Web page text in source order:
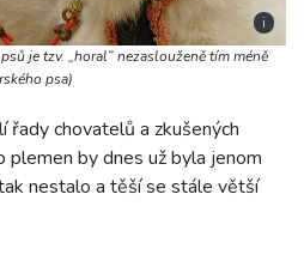
i
je tzv. „horal“ nezaslouženě tím méně
psa)
řady chovatelů a zkušených
by dnes už byla jenom
nestalo a těší se stále větší